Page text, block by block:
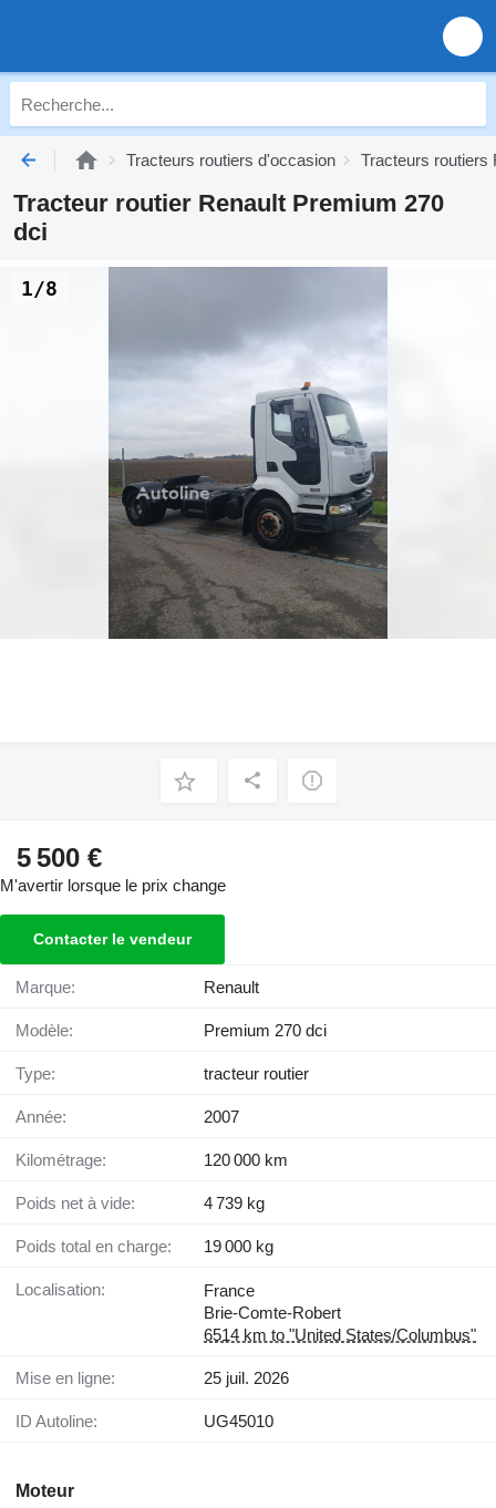
Tracteurs routiers d'occasion Tracteurs routiers
Tracteur routier Renault Premium 270
dci
1/8
5 500 €
M'avertir lorsque le prix change
Contacter le vendeur
Marque: Renault
Modèle: Premium 270 dci
Type: tracteur routier
Année: 2007
Kilométrage: 120 000 km
Poids net à vide: 4 739 kg
Poids total en charge: 19 000 kg
Localisation:
France
Brie-Comte-Robert
6514 km to "United States/Columbus"
Mise en ligne: 25 juil. 2026
ID Autoline: UG45010
Moteur